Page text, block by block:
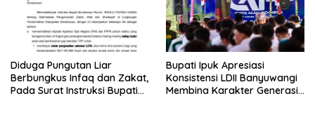
Diduga Pungutan Liar
Berbungkus Infaq dan Zakat,
Pada Surat Instruksi Bupati
Bupati Ipuk Apresiasi
Konsistensi LDII Banyuwangi
Membina Karakter Generasi